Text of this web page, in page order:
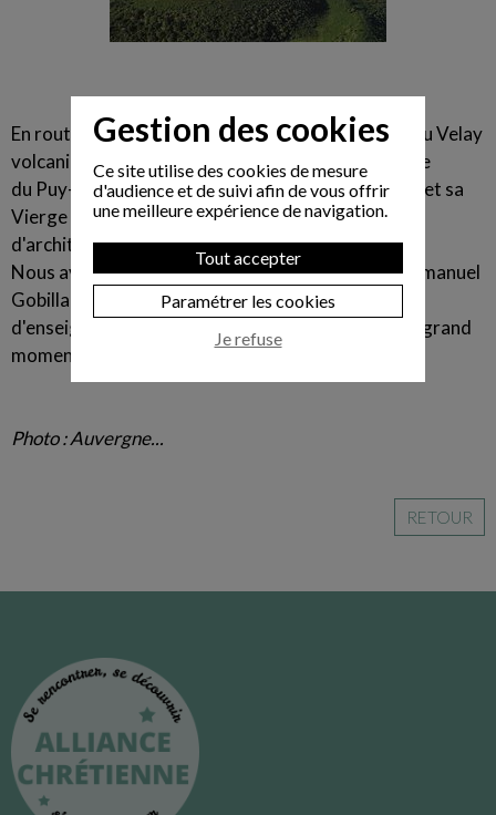
En route vers le Domaine de Chadenac, au coeur du Velay
volcanique, sur un plateau dominant la superbe ville
du Puy-en-Velay, avec sa Cathédrale Notre-Dame et sa
Vierge noire, la chapelle St Michel petit bijou
d'architecture romane ...
Nous avons profité d'une intervention du Père Emmanuel
Gobillard, recteur de la Cathédrale, riche
d'enseignements sur le don de soi notamment. Un grand
moment de partage et de fraternité conviviale !
Photo : Auvergne...
RETOUR
Gestion des cookies
Ce site utilise des cookies de mesure
d'audience et de suivi afin de vous offrir
une meilleure expérience de navigation.
Tout accepter
Paramétrer les cookies
Je refuse